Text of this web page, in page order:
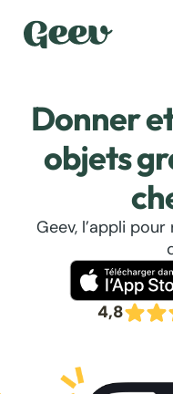
Donner
objets
Geev, l’appli
4,8